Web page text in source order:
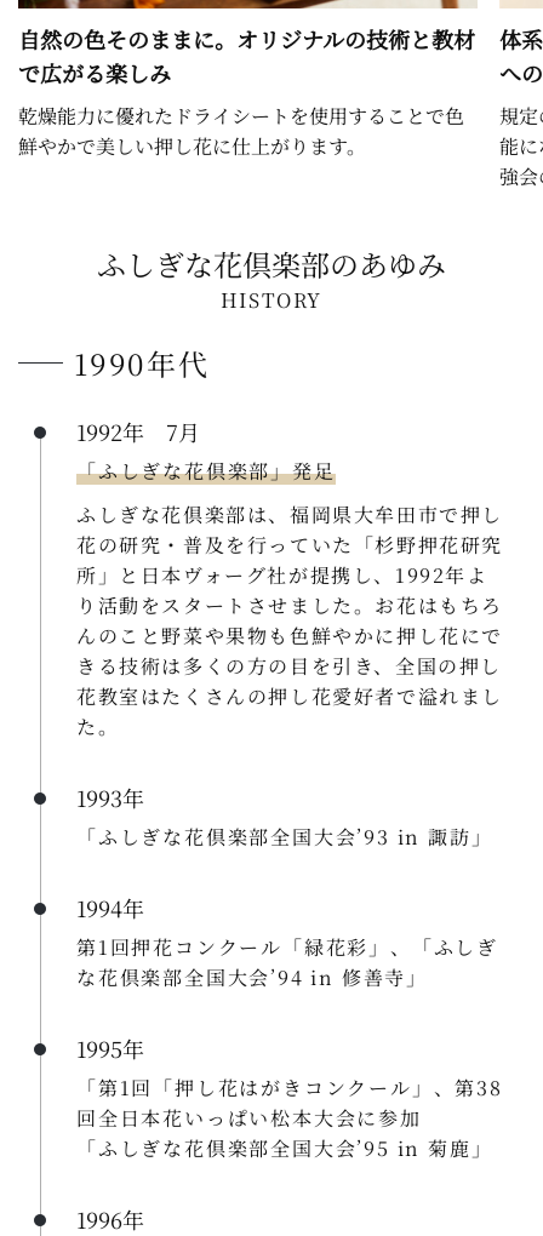
自然の色そのままに。オリジナルの技術と教材
で広がる楽しみ
乾燥能力に優れたドライシートを使用することで色
鮮やかで美しい押し花に仕上がります。
体
へ
規
能
強
ふしぎな花倶楽部のあゆみ
HISTORY
1990年代
1992年 7月
「ふしぎな花倶楽部」発足
ふしぎな花倶楽部は、福岡県大牟田市で押し
花の研究・普及を行っていた「杉野押花研究
所」と日本ヴォーグ社が提携し、1992年よ
り活動をスタートさせました。お花はもちろ
んのこと野菜や果物も色鮮やかに押し花にで
きる技術は多くの方の目を引き、全国の押し
花教室はたくさんの押し花愛好者で溢れまし
た。
1993年
「ふしぎな花倶楽部全国大会’93 in 諏訪」
1994年
第1回押花コンクール「緑花彩」、「ふしぎ
な花倶楽部全国大会’94 in 修善寺」
1995年
「第1回「押し花はがきコンクール」、第38
回全日本花いっぱい松本大会に参加
「ふしぎな花倶楽部全国大会’95 in 菊鹿」
1996年